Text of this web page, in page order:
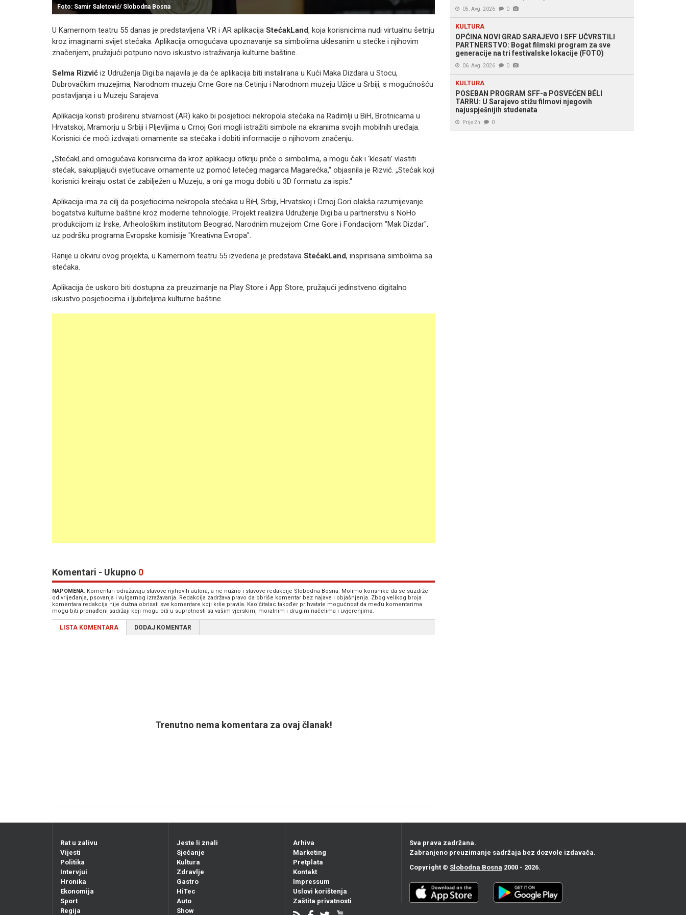
Foto: Samir Saletović/ Slobodna Bosna Foto: Samir Saletović/ Slobodna Bosna
U Kamernom teatru 55 danas je predstavljena VR i AR aplikacija StećakLand, koja korisnicima nudi virtualnu šetnju
kroz imaginarni svijet stećaka. Aplikacija omogućava upoznavanje sa simbolima uklesanim u stećke i njihovim
značenjem, pružajući potpuno novo iskustvo istraživanja kulturne baštine.
Selma Rizvić iz Udruženja Digi.ba najavila je da će aplikacija biti instalirana u Kući Maka Dizdara u Stocu,
Dubrovačkim muzejima, Narodnom muzeju Crne Gore na Cetinju i Narodnom muzeju Užice u Srbiji, s mogućnošću
postavljanja i u Muzeju Sarajeva.
Aplikacija koristi proširenu stvarnost (AR) kako bi posjetioci nekropola stećaka na Radimlji u BiH, Brotnicama u
Hrvatskoj, Mramorju u Srbiji i Pljevljima u Crnoj Gori mogli istražiti simbole na ekranima svojih mobilnih uređaja.
Korisnici će moći izdvajati ornamente sa stećaka i dobiti informacije o njihovom značenju.
„StećakLand omogućava korisnicima da kroz aplikaciju otkriju priče o simbolima, a mogu čak i ‘klesati’ vlastiti
stećak, sakupljajući svjetlucave ornamente uz pomoć letećeg magarca Magarećka,“ objasnila je Rizvić. „Stećak koji
korisnici kreiraju ostat će zabilježen u Muzeju, a oni ga mogu dobiti u 3D formatu za ispis.“
Aplikacija ima za cilj da posjetiocima nekropola stećaka u BiH, Srbiji, Hrvatskoj i Crnoj Gori olakša razumijevanje
bogatstva kulturne baštine kroz moderne tehnologije. Projekt realizira Udruženje Digi.ba u partnerstvu s NoHo
produkcijom iz Irske, Arheološkim institutom Beograd, Narodnim muzejom Crne Gore i Fondacijom "Mak Dizdar",
uz podršku programa Evropske komisije "Kreativna Evropa".
Ranije u okviru ovog projekta, u Kamernom teatru 55 izvedena je predstava StećakLand, inspirisana simbolima sa
stećaka.
Aplikacija će uskoro biti dostupna za preuzimanje na Play Store i App Store, pružajući jedinstveno digitalno
iskustvo posjetiocima i ljubiteljima kulturne baštine.
Komentari - Ukupno 0
NAPOMENA: Komentari odražavaju stavove njihovih autora, a ne nužno i stavove redakcije Slobodna Bosna. Molimo korisnike da se suzdrže
od vrijeđanja, psovanja i vulgarnog izražavanja. Redakcija zadržava pravo da obriše komentar bez najave i objašnjenja. Zbog velikog broja
komentara redakcija nije dužna obrisati sve komentare koji krše pravila. Kao čitalac također prihvatate mogućnost da među komentarima
mogu biti pronađeni sadržaji koji mogu biti u suprotnosti sa vašim vjerskim, moralnim i drugim načelima i uvjerenjima.
LISTA KOMENTARA DODAJ KOMENTAR
Trenutno nema komentara za ovaj članak!
05. Avg. 2026 0
KULTURA
OPĆINA NOVI GRAD SARAJEVO I SFF UČVRSTILI
PARTNERSTVO: Bogat filmski program za sve
generacije na tri festivalske lokacije (FOTO)
06. Avg. 2026 0
KULTURA
POSEBAN PROGRAM SFF-a POSVEĆEN BÉLI
TARRU: U Sarajevo stižu filmovi njegovih
najuspješnijih studenata
Prije 2h 0
Rat u zalivu
Vijesti
Politika
Intervjui
Hronika
Ekonomija
Sport
Regija
Jeste li znali
Sjećanje
Kultura
Zdravlje
Gastro
HiTec
Auto
Show
Arhiva
Marketing
Pretplata
Kontakt
Impressum
Uslovi korištenja
Zaštita privatnosti
Sva prava zadržana.
Zabranjeno preuzimanje sadržaja bez dozvole izdavača.
Copyright © Slobodna Bosna 2000 - 2026.